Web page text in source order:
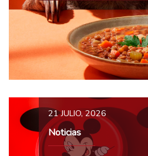
21 JULIO, 2026
Noticias